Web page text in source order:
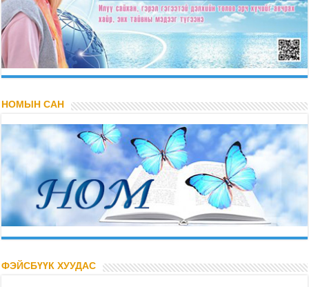
НОМЫН САН
ФЭЙСБҮҮК ХУУДАС